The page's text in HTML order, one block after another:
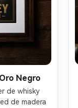
Negro
de whisky
de madera